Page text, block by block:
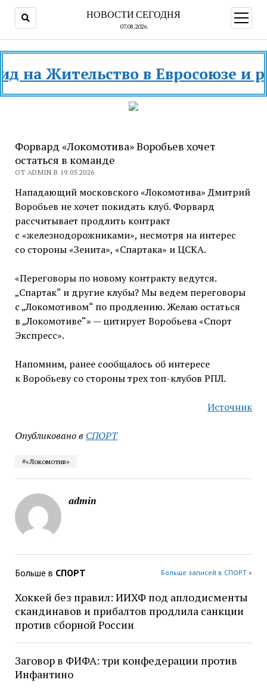
НОВОСТИ СЕГОДНЯ
07.08.2026
меню
Жительство в Евросоюзе и
Форвард «Локомотива» Воробьев хочет
остаться в команде
ОТ ADMIN В 19.05.2026
Нападающий московского «Локомотива» Дмитрий
Воробьев не хочет покидать клуб. Форвард
рассчитывает продлить контракт
с «железнодорожниками», несмотря на интерес
со стороны «Зенита», «Спартака» и ЦСКА.
«Переговоры по новому контракту ведутся.
„Спартак“ и другие клубы? Мы ведем переговоры
с „Локомотивом“ по продлению. Желаю остаться
в „Локомотиве“» — цитирует Воробьева «Спорт
Экспресс».
Напомним, ранее сообщалось об интересе
к Воробьеву со стороны трех топ-клубов РПЛ.
Источник
Опубликовано в СПОРТ
#«Локомотив»
admin
Больше в СПОРТ Больше записей в СПОРТ »
Хоккей без правил: ИИХФ под аплодисменты
скандинавов и прибалтов продлила санкции
против сборной России
Заговор в ФИФА: три конфедерации против
Инфантино